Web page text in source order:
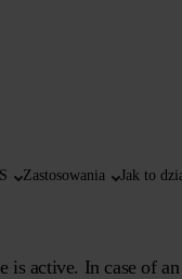
Zastosowania Jak to
is active. In case of